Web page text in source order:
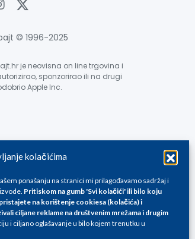
kolačićima
ponašanju na stranici mi prilagođavamo sadržaj i
Pritiskom na gumb 'Svi kolačići' ili bilo koju
na korištenje cookiesa (kolačića) i
ciljane reklame na društvenim mrežama i drugim
i ciljano oglašavanje u bilo kojem trenutku u
© 1996-2025
je neovisna on line trgovina i
sponzorirao ili na drugi
Apple Inc.
i podložne su promjenama, a
putem webshop-a i mogu
garantirati da su svi
te promjene cijena.